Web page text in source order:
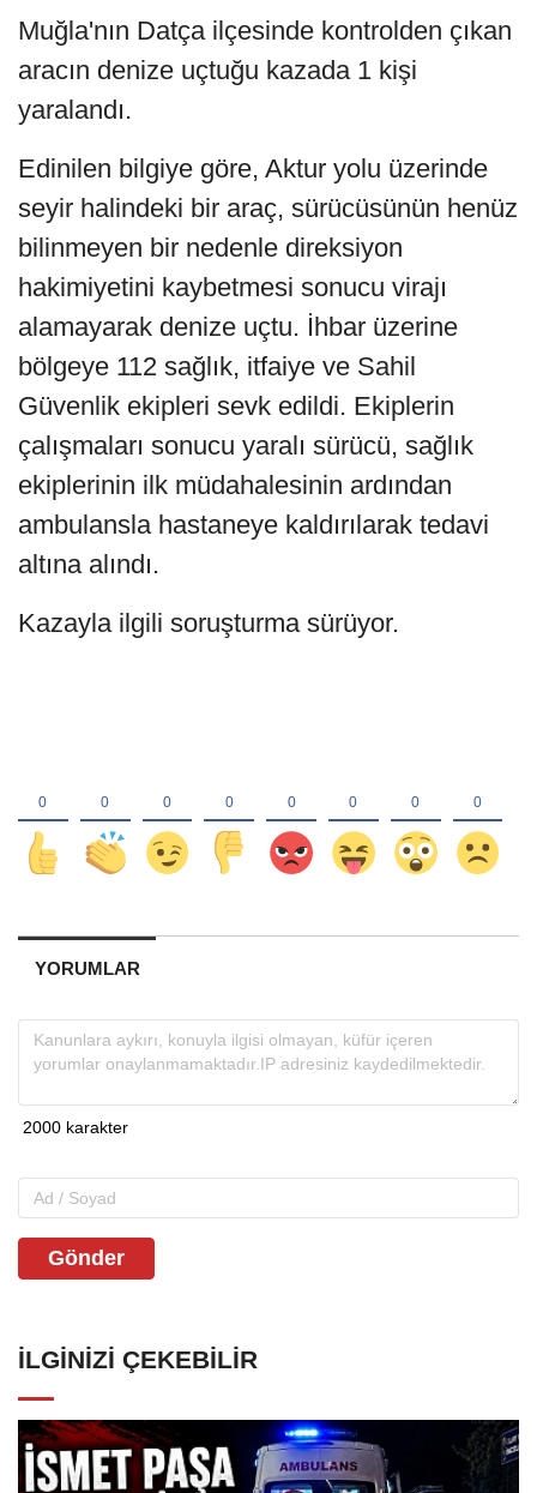
Muğla'nın Datça ilçesinde kontrolden çıkan
aracın denize uçtuğu kazada 1 kişi
yaralandı.
Edinilen bilgiye göre, Aktur yolu üzerinde
seyir halindeki bir araç, sürücüsünün henüz
bilinmeyen bir nedenle direksiyon
hakimiyetini kaybetmesi sonucu virajı
alamayarak denize uçtu. İhbar üzerine
bölgeye 112 sağlık, itfaiye ve Sahil
Güvenlik ekipleri sevk edildi. Ekiplerin
çalışmaları sonucu yaralı sürücü, sağlık
ekiplerinin ilk müdahalesinin ardından
ambulansla hastaneye kaldırılarak tedavi
altına alındı.
Kazayla ilgili soruşturma sürüyor.
YORUMLAR
Gönder
İLGINIZI ÇEKEBILIR